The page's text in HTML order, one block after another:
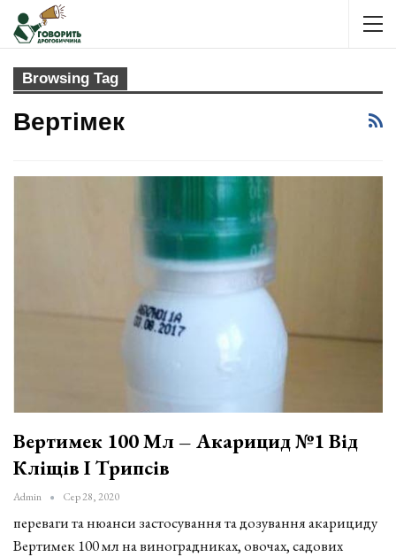
Browsing Tag
Вертімек
Вертимек 100 Мл – Акарицид №1 Від
Кліщів І Трипсів
Admin Сер 28, 2020
переваги та нюанси застосування та дозування акарициду
Вертимек 100 мл на виноградниках, овочах, садових